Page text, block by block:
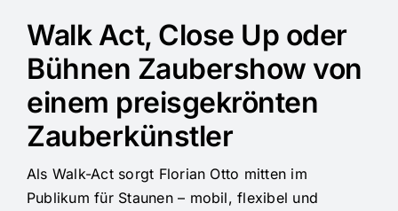
Walk Act, Close Up oder
Bühnen Zaubershow von
einem preisgekrönten
Zauberkünstler
Als Walk-Act sorgt Florian Otto mitten im
Publikum für Staunen – mobil, flexibel und